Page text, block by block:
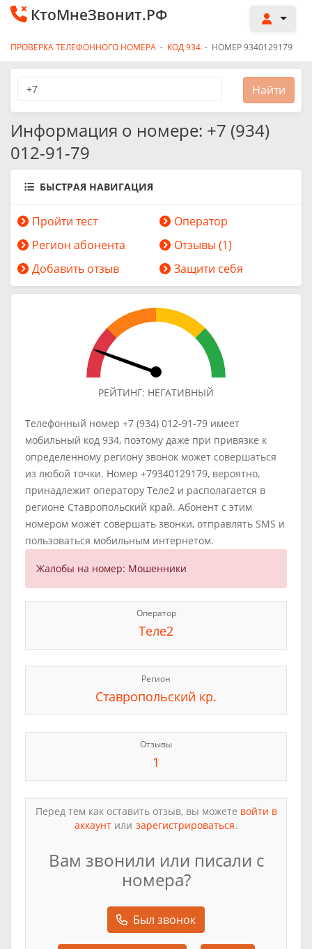
КтоМнеЗвонит.РФ
ПРОВЕРКА ТЕЛЕФОННОГО НОМЕРА - КОД 934 - НОМЕР 9340129179
Информация о номере: +7 (934)
012-91-79
БЫСТРАЯ НАВИГАЦИЯ
Пройти тест
Оператор
Регион абонента
Отзывы (1)
Добавить отзыв
Защити себя
РЕЙТИНГ: НЕГАТИВНЫЙ
Телефонный номер +7 (934) 012-91-79 имеет
мобильный код 934, поэтому даже при привязке к
определенному региону звонок может совершаться
из любой точки. Номер +79340129179, вероятно,
принадлежит оператору Теле2 и располагается в
регионе Ставропольский край. Абонент с этим
номером может совершать звонки, отправлять SMS и
пользоваться мобильным интернетом.
Жалобы на номер: Мошенники
Оператор
Теле2
Регион
Ставропольский кр.
Отзывы
1
Перед тем как оставить отзыв, вы можете войти в
аккаунтили зарегистрироваться.
Вам звонили или писали с
номера?
Был звонок